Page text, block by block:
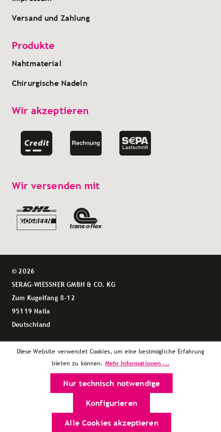
Versand und Zahlung
Produkte
Nahtmaterial
Chirurgische Nadeln
Wir akzeptieren
Wir versenden mit
© 2026
SERAG-WIESSNER GMBH & CO. KG
Zum Kugelfang 8–12
95119 Naila
Deutschland
Diese Website verwendet Cookies, um eine bestmögliche Erfahrung
bieten zu können. Mehr Informationen ...
Nur technisch notwendige
Konfigurieren
Alle Cookies akzeptieren